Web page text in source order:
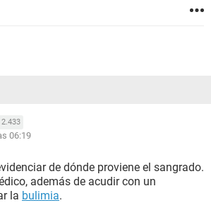
2.433
06:19
de dónde proviene el sangrado.
además de acudir con un
la bulimia.